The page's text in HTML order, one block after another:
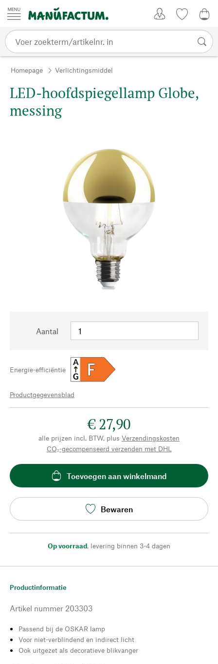
Passer au contenu
Homepage Verlichtingsmiddel
LED-hoofdspiegellamp Globe,
messing
Aantal
Energie-efficiëntie F
A
G
Productgegevensblad
€ 27,90
alle prijzen incl. BTW, plus Verzendingskosten
CO₂-gecompenseerd verzenden met DHL
Toevoegen aan winkelmand
Bewaren
Op voorraad, levering binnen 3-4 dagen
Productinformatie
Artikel nummer 203303
Passend bij de OSKAR lamp
Voor niet-verblindend en indirect licht
Ook uitgezet als decoratieve blikvanger